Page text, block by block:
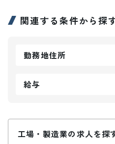
関連する条件から探
勤務地住所
給与
工場・製造業の求人を探